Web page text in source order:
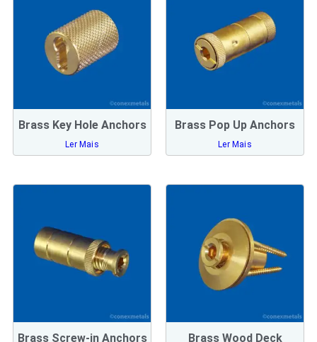
Brass Key Hole Anchors
Ler Mais
Brass Pop Up Anchors
Ler Mais
Brass Screw-in Anchors
Brass Wood Deck